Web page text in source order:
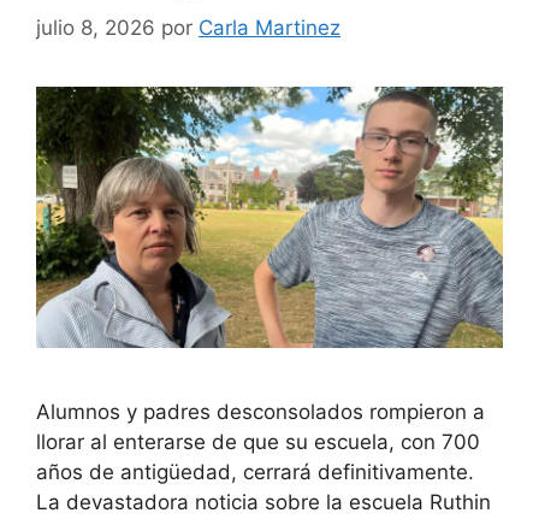
julio 8, 2026 por Carla Martinez
Alumnos y padres desconsolados rompieron a
llorar al enterarse de que su escuela, con 700
años de antigüedad, cerrará definitivamente.
La devastadora noticia sobre la escuela Ruthin